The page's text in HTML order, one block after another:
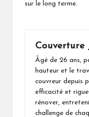
sur le long terme.
Couverture
Âgé de 26 ans,
hauteur et le
couvreur depuis
efficacité et
rénover,
challenge de